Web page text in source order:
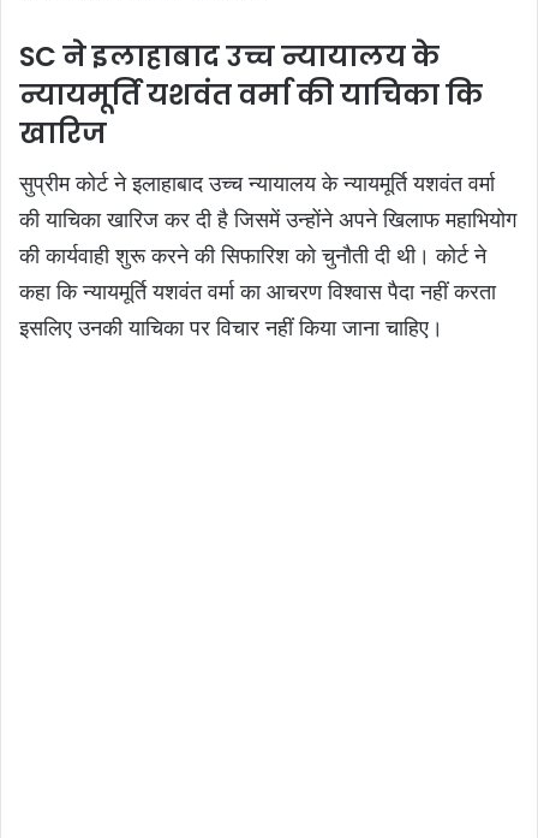
SC ने इलाहाबाद उच्च न्यायालय के
न्यायमूर्ति यशवंत वर्मा की याचिका कि
खारिज
सुप्रीम कोर्ट ने इलाहाबाद उच्च न्यायालय के न्यायमूर्ति यशवंत वर्मा
की याचिका खारिज कर दी है जिसमें उन्होंने अपने खिलाफ महाभियोग
की कार्यवाही शुरू करने की सिफारिश को चुनौती दी थी। कोर्ट ने
कहा कि न्यायमूर्ति यशवंत वर्मा का आचरण विश्वास पैदा नहीं करता
इसलिए उनकी याचिका पर विचार नहीं किया जाना चाहिए।